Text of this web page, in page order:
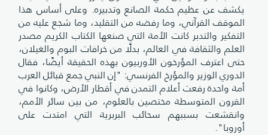
يكشف عن عظيم حكمة الصانع وتدبيره. وعلى أساس هذا
الموقف القرآني، وما رفضه من التقليد، وما شجع عليه من
التفكير والتدبر كانت الأمة التي صنعها الكتاب الكريم مصدر
العلم والثقافة في العالم، بدلًا من خرافات البوم والغيلان،
حتى اعترف المؤرخون الأوربيون بهذه الحقيقة أيضًا، فقال
الدوري الوزير والمؤرخ الفرنسي: "إن النبي جمع قبائل العرب
أمة واحدة رفعت أعلام التمدن في أقطار الأرض، وكانوا في
القرون المتوسطة مختصين بالعلوم، من بين سائر الأمم،
وانقشعت بسببهم سحائب البربرية التي امتدت على
أوروبا".